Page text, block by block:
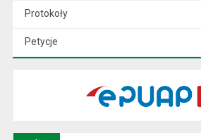
Protokoły
Petycje